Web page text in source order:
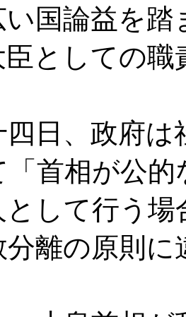
い国論益を
臣としての
日、政府は
「首相が公
して行う
分離の原則